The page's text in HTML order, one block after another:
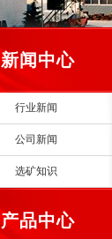
新闻中心
行业新闻
公司新闻
选矿知识
产品中心